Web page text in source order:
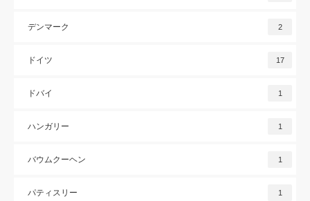
デンマーク 2
ドイツ 17
ドバイ 1
ハンガリー 1
バウムクーヘン 1
パティスリー 1